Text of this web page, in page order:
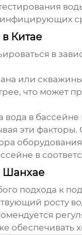
Китае
в
или
что может
в
эти
в
Шанхае
подхода к
росту